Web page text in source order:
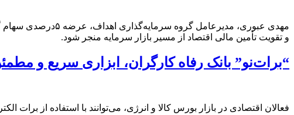
مهدی عبوری،
و تقویت تأمین مالی اقتصاد از مسیر بازار سرمایه منجر شود.
“برات‌نو” بانک رفاه کارگران، ابزاری سریع و
فعالان اقتصادی در بازار بورس کالا و انرژی، می‌توانند با استفاده از برات